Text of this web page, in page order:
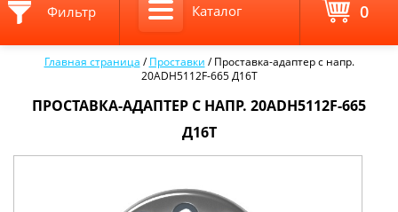
Главная страница /Проставки /Проставка-адаптер с напр.
20ADH5112F-665 Д16Т
ПРОСТАВКА-АДАПТЕР С НАПР. 20ADH5112F-665
Д16Т
Фильтр Каталог 0